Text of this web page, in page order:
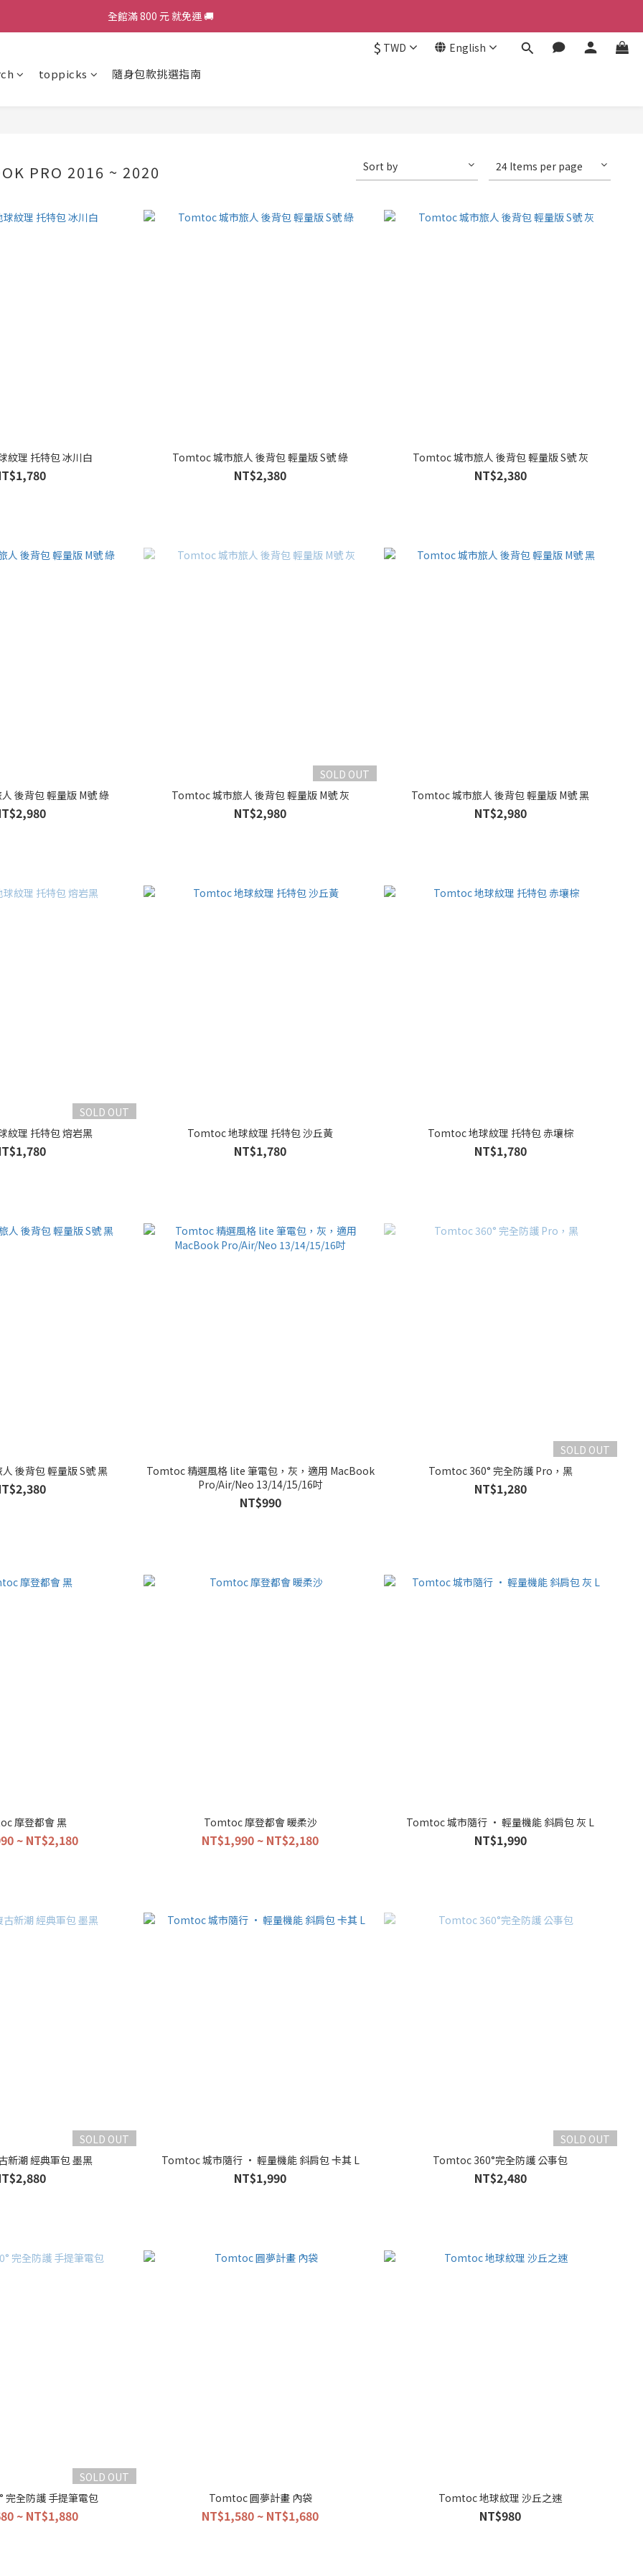
加入會員，現領 50 元購物金 ε٩(๑> ₃ <)۶з全館滿 800 元 就免運 🚚
$ TWD English
toppicks 隨身包款挑選指南
PRO 2016 ~ 2020 Sort by 24 Items per page
紋理 托特包 冰川白 Tomtoc 城市旅人 後背包 輕量版 S號 綠
NT$2,380
Tomtoc 城市旅人 後背包 輕量版 S號 灰
NT$2,380
後背包 輕量版 M號 綠
SOLD OUT
Tomtoc 城市旅人 後背包 輕量版 M號 灰
NT$2,980
Tomtoc 城市旅人 後背包 輕量版 M號 黑
NT$2,980
SOLD OUT
紋理 托特包 熔岩黑
Tomtoc 地球紋理 托特包 沙丘黃
NT$1,780
Tomtoc 地球紋理 托特包 赤壤棕
NT$1,780
後背包 輕量版 S號 黑
Tomtoc 精選風格 lite 筆電包，灰，適用 MacBook
Pro/Air/Neo 13/14/15/16吋
NT$990
SOLD OUT
Tomtoc 360° 完全防護 Pro，黑
NT$1,280
摩登都會 黑
~ NT$2,180
Tomtoc 摩登都會 暖柔沙
NT$1,990 ~ NT$2,180
Tomtoc 城市隨行 • 輕量機能 斜肩包 灰 L
NT$1,990
SOLD OUT
新潮 經典軍包 墨黑
Tomtoc 城市隨行 • 輕量機能 斜肩包 卡其 L
NT$1,990
SOLD OUT
Tomtoc 360°完全防護 公事包
NT$2,480
SOLD OUT
完全防護 手提筆電包
~ NT$1,880
Tomtoc 圓夢計畫 內袋
NT$1,580 ~ NT$1,680
Tomtoc 地球紋理 沙丘之速
NT$980